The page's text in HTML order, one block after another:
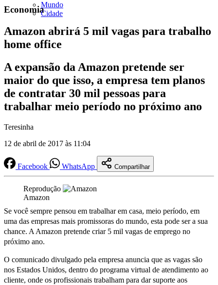
Mundo
Cidade
Economia
Amazon abrirá 5 mil vagas para trabalho
home office
A expansão da Amazon pretende ser
maior do que isso, a empresa tem planos
de contratar 30 mil pessoas para
trabalhar meio período no próximo ano
Teresinha
12 de abril de 2017 às 11:04
Facebook WhatsApp Compartilhar
Reprodução
Amazon
Se você sempre pensou em trabalhar em casa, meio período, em
uma das empresas mais promissoras do mundo, esta pode ser a sua
chance. A Amazon pretende criar 5 mil vagas de emprego no
próximo ano.
O comunicado divulgado pela empresa anuncia que as vagas são
nos Estados Unidos, dentro do programa virtual de atendimento ao
cliente, onde os profissionais trabalham para dar suporte aos